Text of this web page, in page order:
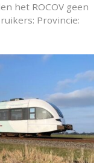
het ROCOV geen
Provincie: